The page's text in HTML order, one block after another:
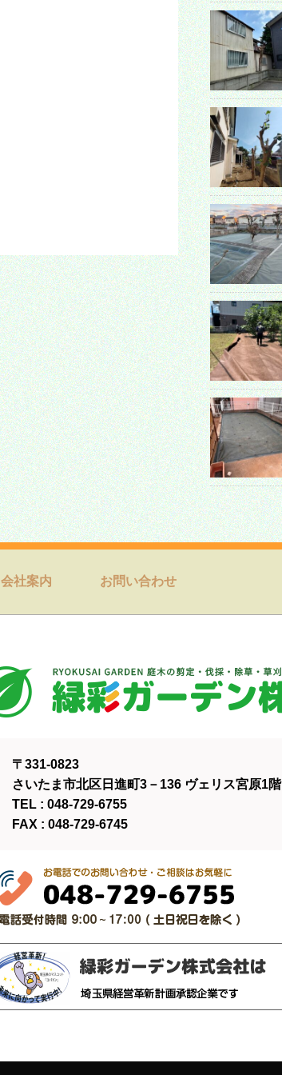
会社案内 お問い合わせ
〒331-0823
さいたま市北区日進町3－136 ヴェリス宮原1階
TEL : 048-729-6755
FAX : 048-729-6745